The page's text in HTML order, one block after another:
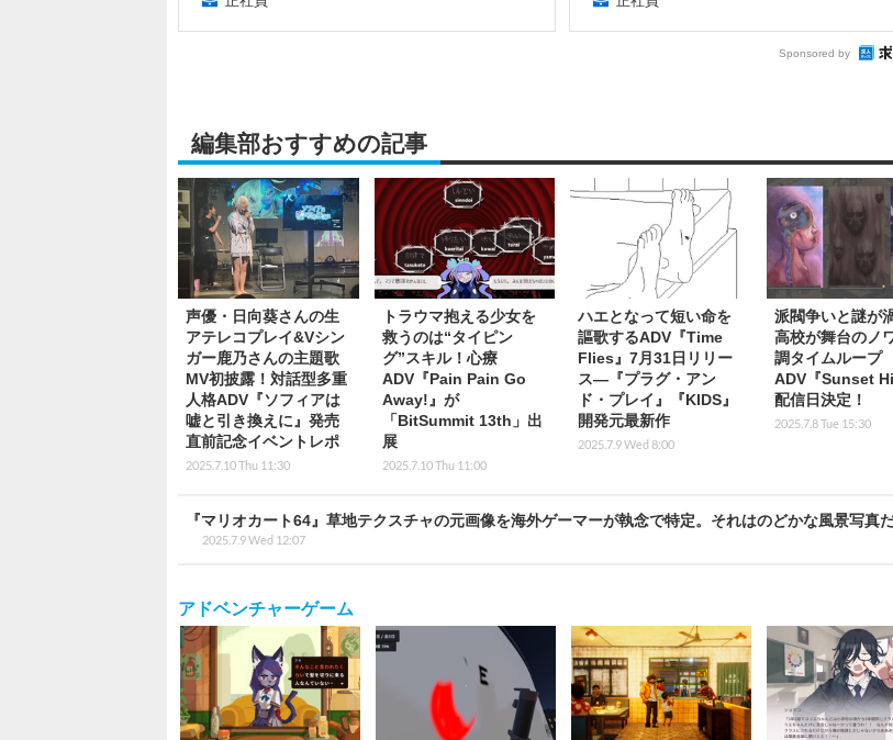
Sponsored by
編集部おすすめの記事
声優・日向葵さんの生
アテレコプレイ&Vシン
ガー鹿乃さんの主題歌
MV初披露！対話型多重
人格ADV『ソフィアは
嘘と引き換えに』発売
直前記念イベントレポ
2025.7.10 Thu 11:30
トラウマ抱える少女を
救うのは“タイピン
グ”スキル！心療
ADV『Pain Pain Go
Away!』が
「BitSummit 13th」出
展
2025.7.10 Thu 11:00
ハエとなって短い命を
謳歌するADV『Time
Flies』7月31日リリー
ス―『プラグ・アン
ド・プレイ』『KIDS』
開発元最新作
2025.7.9 Wed 8:00
派閥争いと謎が
高校が舞台のノ
調タイムループ
ADV『Sunset
配信日決定！
2025.7.8 Tue 15:30
『マリオカート64』草地テクスチャの元画像を海外ゲーマーが執念で特定。それはのどかな風景写真
2025.7.9 Wed 12:07
アドベンチャーゲーム